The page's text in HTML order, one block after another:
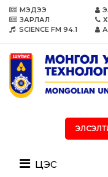
МЭДЭЭ
ЗАРЛАЛ
SCIENCE FM 94.1
цэс